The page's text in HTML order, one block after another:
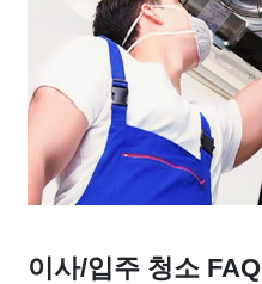
이사/입주 청소 FAQ